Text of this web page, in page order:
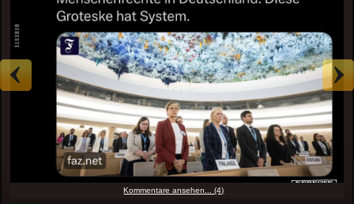
Kommentare ansehen... (4)